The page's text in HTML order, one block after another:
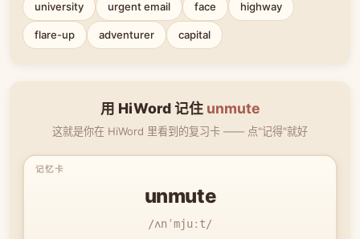
university urgent email face highway
flare-up adventurer capital
用 HiWord 记住 unmute
这就是你在 HiWord 里看到的复习卡 —— 点"记得"就好
unmute
/ʌnˈmjuːt/